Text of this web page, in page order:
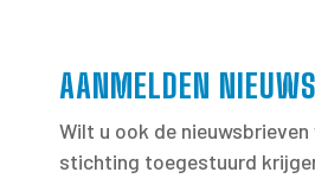
AANMELDEN
Wilt u ook de nieuwsbrieven
stichting toegestuurd